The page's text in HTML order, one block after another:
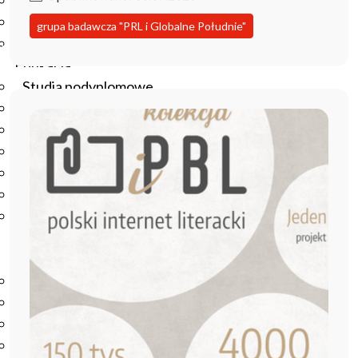
Repozytorium RCIN
Otwarta nauka
Edukacja
Studia podyplomowe
Szkolenia
Szkoła Doktorska Anthropos
Erasmus
Olimpiada Literatury i Języka Polskiego
Olimpiada Literatury i Języka Polskiego dla Szkół
Podstawowych
Biblioteka
O bibliotece
Godziny otwarcia
Katalog
Nowości
grupa badawcza "PRL i Globalne Południe"